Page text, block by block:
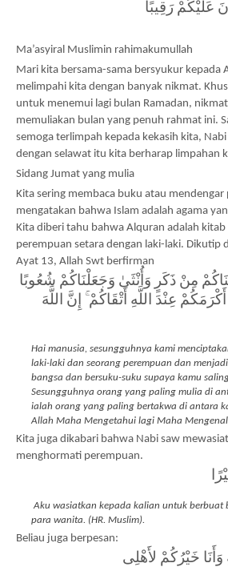
عَلَيْكُمْ رَقِيبًا
Ma’asyiral Muslimin rahimakumullah
Mari kita bersama-sama bersyukur kepada
melimpahi kita dengan banyak nikmat.
untuk menemui lagi bulan Ramadan,
memuliakan bulan yang penuh rahmat ini.
semoga terlimpah kepada kekasih kita,
dengan selawat itu kita berharap limpahan
Sidang Jumat yang mulia
Kita sering membaca buku atau
mengatakan bahwa Islam adalah agama
Kita diberi tahu bahwa Alquran adalah kitab
perempuan setara dengan laki-laki. Dikutip
Ayat 13, Allah Swt berfirman
Hai manusia, sesungguhnya kami
laki-laki dan seorang perempuan dan
bangsa dan bersuku-suku supaya kamu
Sesungguhnya orang yang paling mulia di
ialah orang yang paling bertakwa di antara
Allah Maha Mengetahui lagi Maha
Kita juga dikabari bahwa Nabi saw
menghormati perempuan.
Aku wasiatkan kepada kalian untuk berbuat
para wanita. (HR. Muslim).
Beliau juga berpesan:
خَيْرُكُمْ لأَهْلِى